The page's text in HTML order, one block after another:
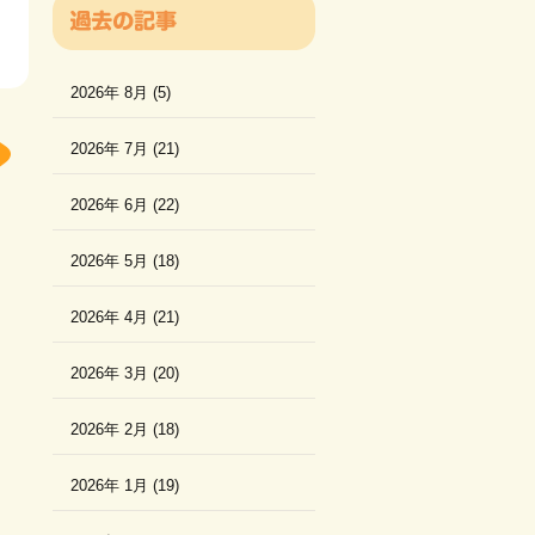
2026年 8月 (5)
2026年 7月 (21)
2026年 6月 (22)
2026年 5月 (18)
2026年 4月 (21)
2026年 3月 (20)
2026年 2月 (18)
2026年 1月 (19)